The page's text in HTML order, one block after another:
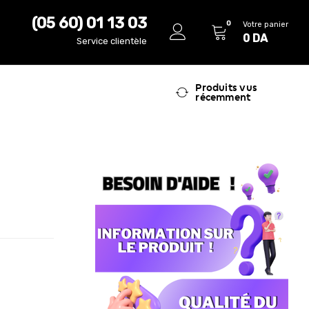
(05 60) 01 13 03
Service clientèle
0 Votre panier
0 DA
Produits vus
récemment